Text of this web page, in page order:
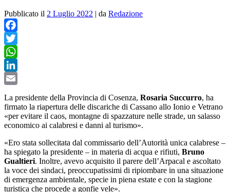
Pubblicato il 2 Luglio 2022 | da Redazione
Facebook
Twitter
WhatsApp
LinkedIn
La presidente della Provincia di Cosenza, Rosaria Succurro, ha
firmato la riapertura delle discariche di Cassano allo Ionio e Vetrano
«per evitare il caos, montagne di spazzature nelle strade, un salasso
economico ai calabresi e danni al turismo».
«Ero stata sollecitata dal commissario dell’Autorità unica calabrese –
ha spiegato la presidente – in materia di acqua e rifiuti, Bruno
Gualtieri. Inoltre, avevo acquisito il parere dell’Arpacal e ascoltato
la voce dei sindaci, preoccupatissimi di ripiombare in una situazione
di emergenza ambientale, specie in piena estate e con la stagione
turistica che procede a gonfie vele».